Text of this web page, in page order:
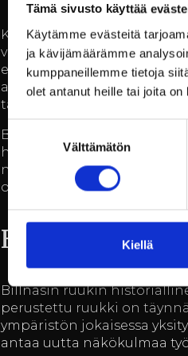
Tämä sivusto käyttää
Käytämme evästeitä
ja kävijämäärämme
kumppaneillemme tietoja
olet antanut heille tai joita
Suostumuksen
valinta
Välttämätön
Kiellä
Kokouksen menestyksen
virkistäytyä päivän aikana.
elämyksiä sinänsä.
antavat energiaa pitkälle
tärkeässä roolissa.
Billnäsin ruukin
huomioitu nykyaikaisen
nopea internet-yhteys ja
oheisaktiviteetteja, jotka
Historiallinen
Billnäsin ruukin
perustettu ruukki on
ympäristön jokaisessa
antaa uutta näkökulmaa